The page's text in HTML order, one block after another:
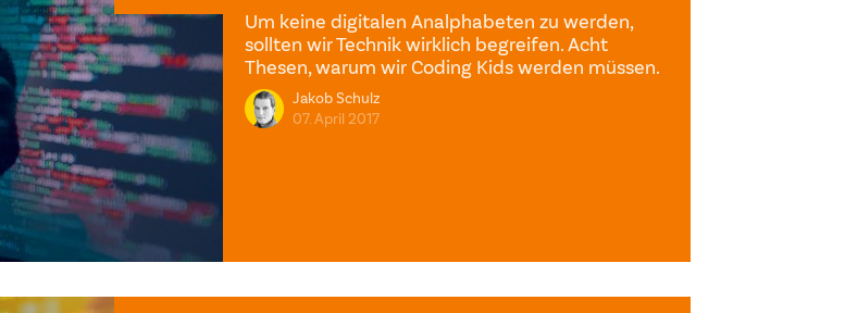
Um keine digitalen Analphabeten zu werden,
sollten wir Technik wirklich begreifen. Acht
Thesen, warum wir Coding Kids werden müssen.
Jakob Schulz
07. April 2017